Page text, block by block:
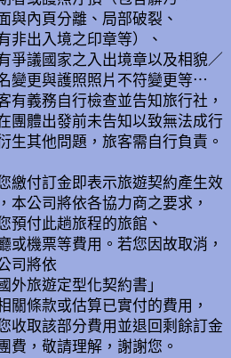
與內頁分離、局部破裂、
非出入境之印章等）、
爭議國家之入出境章以及相貌／
變更與護照照片不符變更等…
有義務自行檢查並告知旅行社，
團體出發前未告知以致無法成行
生其他問題，旅客需自行負責。
繳付訂金即表示旅遊契約產生效
本公司將依各協力商之要求，
預付此趟旅程的旅館、
或機票等費用。若您因故取消，
司將依
國外旅遊定型化契約書」
關條款或估算已實付的費用，
收取該部分費用並退回剩餘訂金
費，敬請理解，謝謝您。